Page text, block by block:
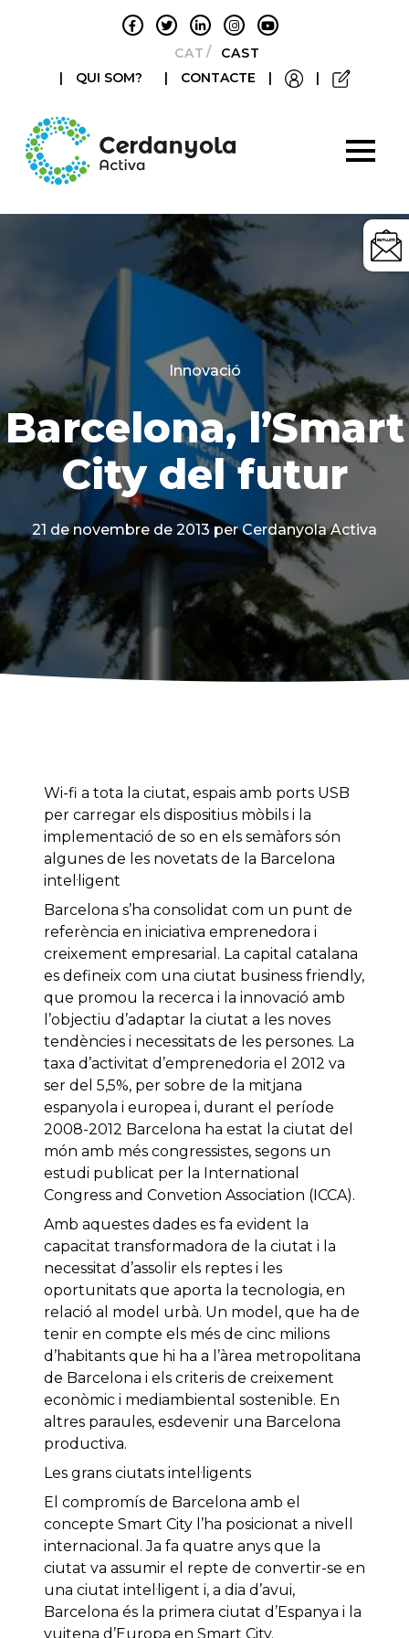
CATALÀCASTELLANO
|
QUI SOM? | CONTACTE | |
Categories
Innovació
Barcelona, l’Smart
City del futur
21 de novembre de 2013 per Cerdanyola Activa
Wi-fi a tota la ciutat, espais amb ports USB
per carregar els dispositius mòbils i la
implementació de so en els semàfors són
algunes de les novetats de la Barcelona
intel·ligent
Barcelona s’ha consolidat com un punt de
referència en iniciativa emprenedora i
creixement empresarial. La capital catalana
es defineix com una ciutat business friendly,
que promou la recerca i la innovació amb
l’objectiu d’adaptar la ciutat a les noves
tendències i necessitats de les persones. La
taxa d’activitat d’emprenedoria el 2012 va
ser del 5,5%, per sobre de la mitjana
espanyola i europea i, durant el període
2008-2012 Barcelona ha estat la ciutat del
món amb més congressistes, segons un
estudi publicat per la International
Congress and Convetion Association (ICCA).
Amb aquestes dades es fa evident la
capacitat transformadora de la ciutat i la
necessitat d’assolir els reptes i les
oportunitats que aporta la tecnologia, en
relació al model urbà. Un model, que ha de
tenir en compte els més de cinc milions
d’habitants que hi ha a l’àrea metropolitana
de Barcelona i els criteris de creixement
econòmic i mediambiental sostenible. En
altres paraules, esdevenir una Barcelona
productiva.
Les grans ciutats intel·ligents
El compromís de Barcelona amb el
concepte Smart City l’ha posicionat a nivell
internacional. Ja fa quatre anys que la
ciutat va assumir el repte de convertir-se en
una ciutat intel·ligent i, a dia d’avui,
Barcelona és la primera ciutat d’Espanya i la
vuitena d’Europa en Smart City.